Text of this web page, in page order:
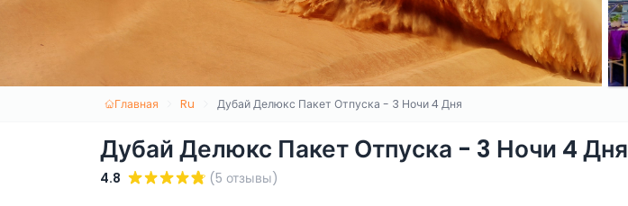
Главная Ru Дубай Делюкс Пакет Отпуска - 3 Ночи 4 Дня
Дубай Делюкс Пакет Отпуска - 3 Ночи 4 Дня
4.8 (5 отзывы)